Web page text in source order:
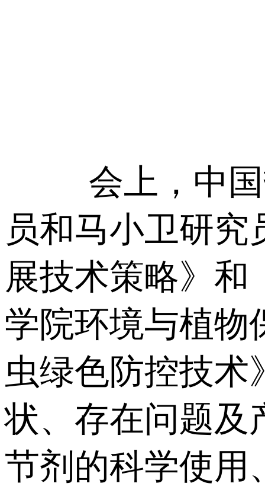
会上，中
员和马小卫研究
展技术策略》和
学院环境与植物
虫绿色防控技术
状、存在问题及
节剂的科学使用